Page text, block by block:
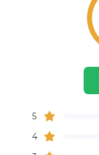
5
4